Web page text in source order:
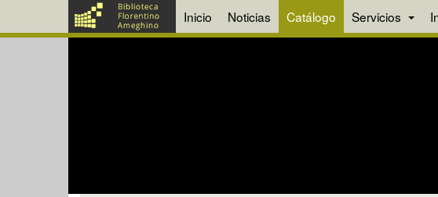
Inicio Noticias Catálogo Servicios